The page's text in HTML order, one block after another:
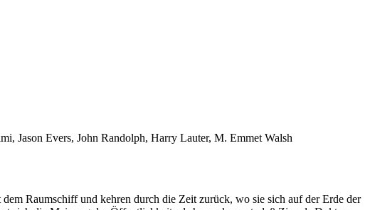
Jason Evers, John Randolph, Harry Lauter, M. Emmet Walsh
Raumschiff und kehren durch die Zeit zurück, wo sie sich auf der Erde der